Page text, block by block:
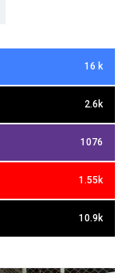
16 k
2.6k
1076
1.55k
10.9k